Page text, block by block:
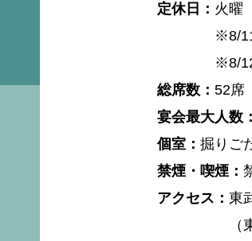
定休日
火曜
※8/
※8/
総席数
52席
宴会最大人数
個室
掘りご
禁煙・喫煙
アクセス
東